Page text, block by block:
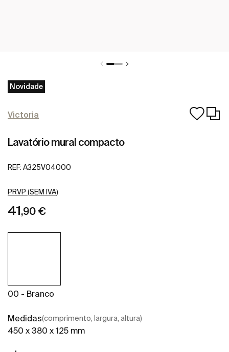
Novidade
Victoria
Lavatório mural compacto
REF: A325V04000
PRVP (SEM IVA)
41,90 €
00 - Branco
Medidas(comprimento, largura, altura)
450 x 380 x 125 mm